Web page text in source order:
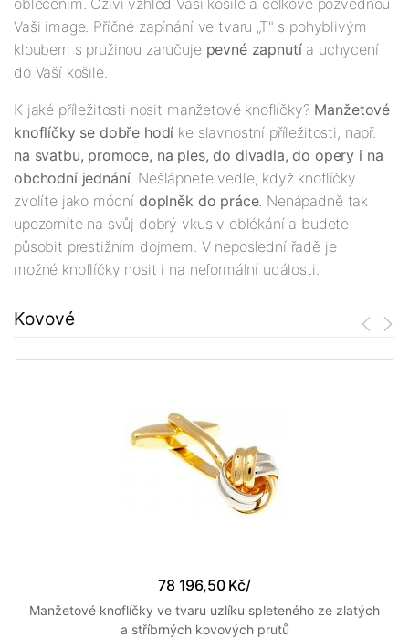
oblečením. Oživí vzhled Vaší košile a celkově pozvednou
Vaši image. Příčné zapínání ve tvaru „T" s pohyblivým
kloubem s pružinou zaručuje pevné zapnutía uchycení
do Vaší košile.
K jaké příležitosti nosit manžetové knoflíčky? Manžetové
knoflíčky se dobře hodí ke slavnostní příležitosti, např.
na svatbu, promoce, na ples, do divadla, do opery i na
obchodní jednání. Nešlápnete vedle, když knoflíčky
zvolíte jako módní doplněk do práce. Nenápadně tak
upozorníte na svůj dobrý vkus v oblékání a budete
působit prestižním dojmem. V neposlední řadě je
možné knoflíčky nosit i na neformální události.
Kovové
78 196,50 Kč/
Manžetové knoflíčky ve tvaru uzlíku spleteného ze zlatých
a stříbrných kovových prutů